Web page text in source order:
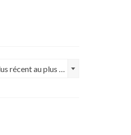
Tri du plus récent au plus ancien